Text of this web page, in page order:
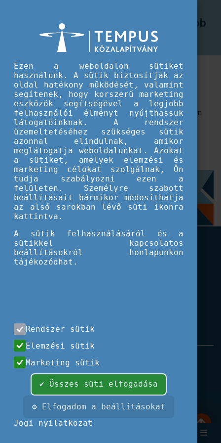
Elnyerhet egy hallgató egyszerre több
ösztöndíjat is?
Pl. két CEEPUS ösztöndíja lehet-e egyszerre, vagy
Erasmus+ ösztöndíj mellé pályázhat-e CEEPUS-ra is?
Nem.
Az ösztöndíjasok nem lehetnek egyszerre több program
kedvezményezettjei.
Ha mégis előfordulna ilyen eset, akkor a pályázónak az
egyik ösztöndíjról le kell mondania.
Címkék
Gyakori kérdések CEEPUS Hallgatók egyéni mobilitása
Impresszum |Használati feltételek
Adatvédelem |Kapcsolat
Minden jog fenntartva, 2026 © Tempus
Közalapítvány
Adobe Stock, Unsplash.com,
Ezen a weboldalon sütiket
használunk. A sütik biztosítják az
oldal hatékony működését, valamint
segítenek, hogy korszerű marketing
eszközök segítségével a legjobb
felhasználói élményt nyújthassuk
látogatóinknak. A rendszer
üzemeltetéséhez szükséges sütik
azonnal elindulnak, amikor
meglátogatja weboldalunkat. Azokat
a sütiket, amelyek elemzési és
marketing célokat szolgálnak, Ön
tudja szabályozni ezen a
felületen. Személyre szabott
beállításait bármikor módosíthatja
az alsó sarokban lévő süti ikonra
kattintva.
A sütik felhasználásáról és a
sütikkel kapcsolatos
beállításokról honlapunkon
tájékozódhat.
Rendszer sütik
Elemzési sütik
Marketing sütik
✔ Összes süti elfogadása
⚙ Elfogadom a beállításokat
Jogi nyilatkozat